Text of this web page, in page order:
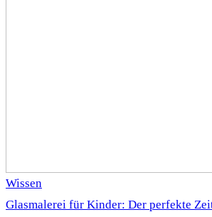
Wissen
Glasmalerei für Kinder: Der perfekte